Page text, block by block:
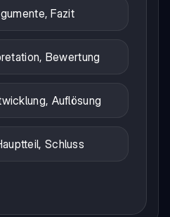
Fazit
Bewertung
Auflösung
Schluss